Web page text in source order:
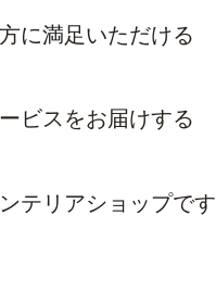
に満足いただける
ビスをお届けする
テリアショップです